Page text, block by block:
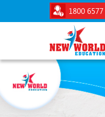
1800 6577
Previous